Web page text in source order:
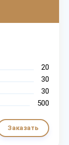
20
30
30
500
Заказать